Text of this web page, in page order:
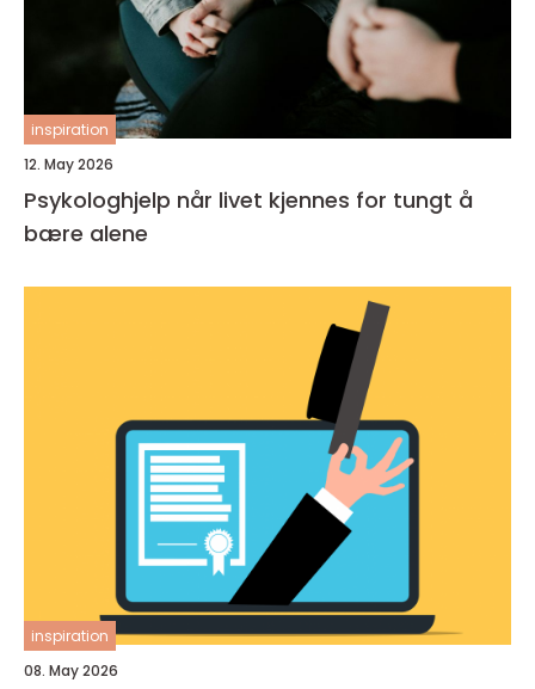
inspiration
12. May 2026
Psykologhjelp når livet kjennes for tungt å
bære alene
inspiration
08. May 2026